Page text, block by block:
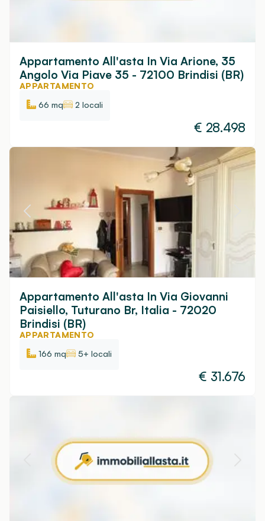
Appartamento All'asta In Via Arione, 35
Angolo Via Piave 35 - 72100 Brindisi (BR)
APPARTAMENTO
66 mq
2 locali
€ 28.498
Appartamento All'asta In Via Giovanni
Paisiello, Tuturano Br, Italia - 72020
Brindisi (BR)
APPARTAMENTO
166 mq
5+ locali
€ 31.676